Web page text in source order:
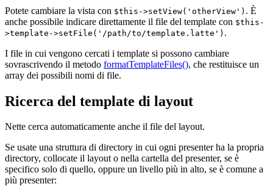
Potete cambiare la vista con $this->setView('otherView') . È
anche possibile indicare direttamente il file del template con $this-
>template->setFile('/path/to/template.latte') .
I file in cui vengono cercati i template si possono cambiare
sovrascrivendo il metodo formatTemplateFiles(), che restituisce un
array dei possibili nomi di file.
Ricerca del template di layout
Nette cerca automaticamente anche il file del layout.
Se usate una struttura di directory in cui ogni presenter ha la propria
directory, collocate il layout o nella cartella del presenter, se è
specifico solo di quello, oppure un livello più in alto, se è comune a
più presenter: